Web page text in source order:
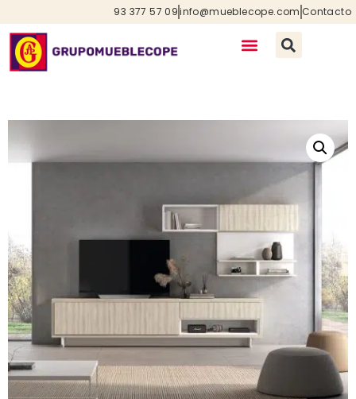
93 377 57 09info@mueblecope.com Contacto